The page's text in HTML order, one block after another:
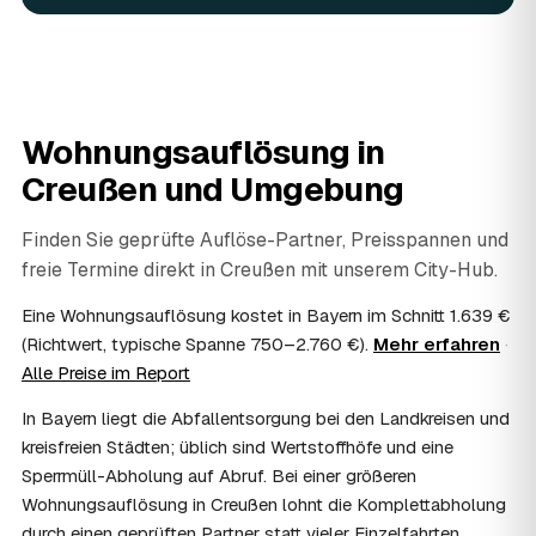
absetzbar?
In vielen Fällen ja: Als haushaltsnahe Dienstleistung
lassen sich Arbeits- und Fahrtkosten anteilig von der
Steuer absetzen, bei einer Auflösung im Erbfall unter
Umständen als Nachlassverbindlichkeit. Sie erhalten eine
ordentliche Rechnung mit ausgewiesenem Lohnanteil; die
genaue Anrechnung klären Sie mit Ihrem Steuerberater.
09 Muss ich bei der Wohnungsauflösung anwesend
sein?
nach Schlüsselübergabe ohne Sie ab — praktisch, wenn
Sie weiter entfernt wohnen. Sie können aber jederzeit
dabei sein, etwa um Wertsachen oder persönliche
10 Bekomme ich einen Entsorgungsnachweis?
Wohnungsauflösung in
Creußen und Umgebung
Finden Sie geprüfte Auflöse-Partner, Preisspannen und
freie Termine direkt in Creußen mit unserem City-Hub.
Eine Wohnungsauflösung kostet in Bayern im Schnitt 1.639 €
(Richtwert, typische Spanne 750–2.760 €). Mehr erfahren ·
Alle Preise im Report
In Bayern liegt die Abfallentsorgung bei den Landkreisen und
kreisfreien Städten; üblich sind Wertstoffhöfe und eine
Sperrmüll-Abholung auf Abruf. Bei einer größeren
Wohnungsauflösung in Creußen lohnt die Komplettabholung